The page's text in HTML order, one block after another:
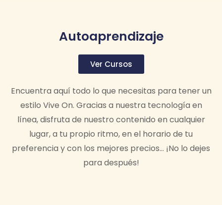
Autoaprendizaje
Ver Cursos
Encuentra aquí todo lo que necesitas para tener un
estilo Vive On. Gracias a nuestra tecnología en
línea, disfruta de nuestro contenido en cualquier
lugar, a tu propio ritmo, en el horario de tu
preferencia y con los mejores precios… ¡No lo dejes
para después!